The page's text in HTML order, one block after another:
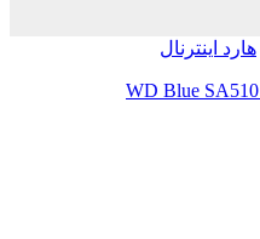
هارد اینترنال